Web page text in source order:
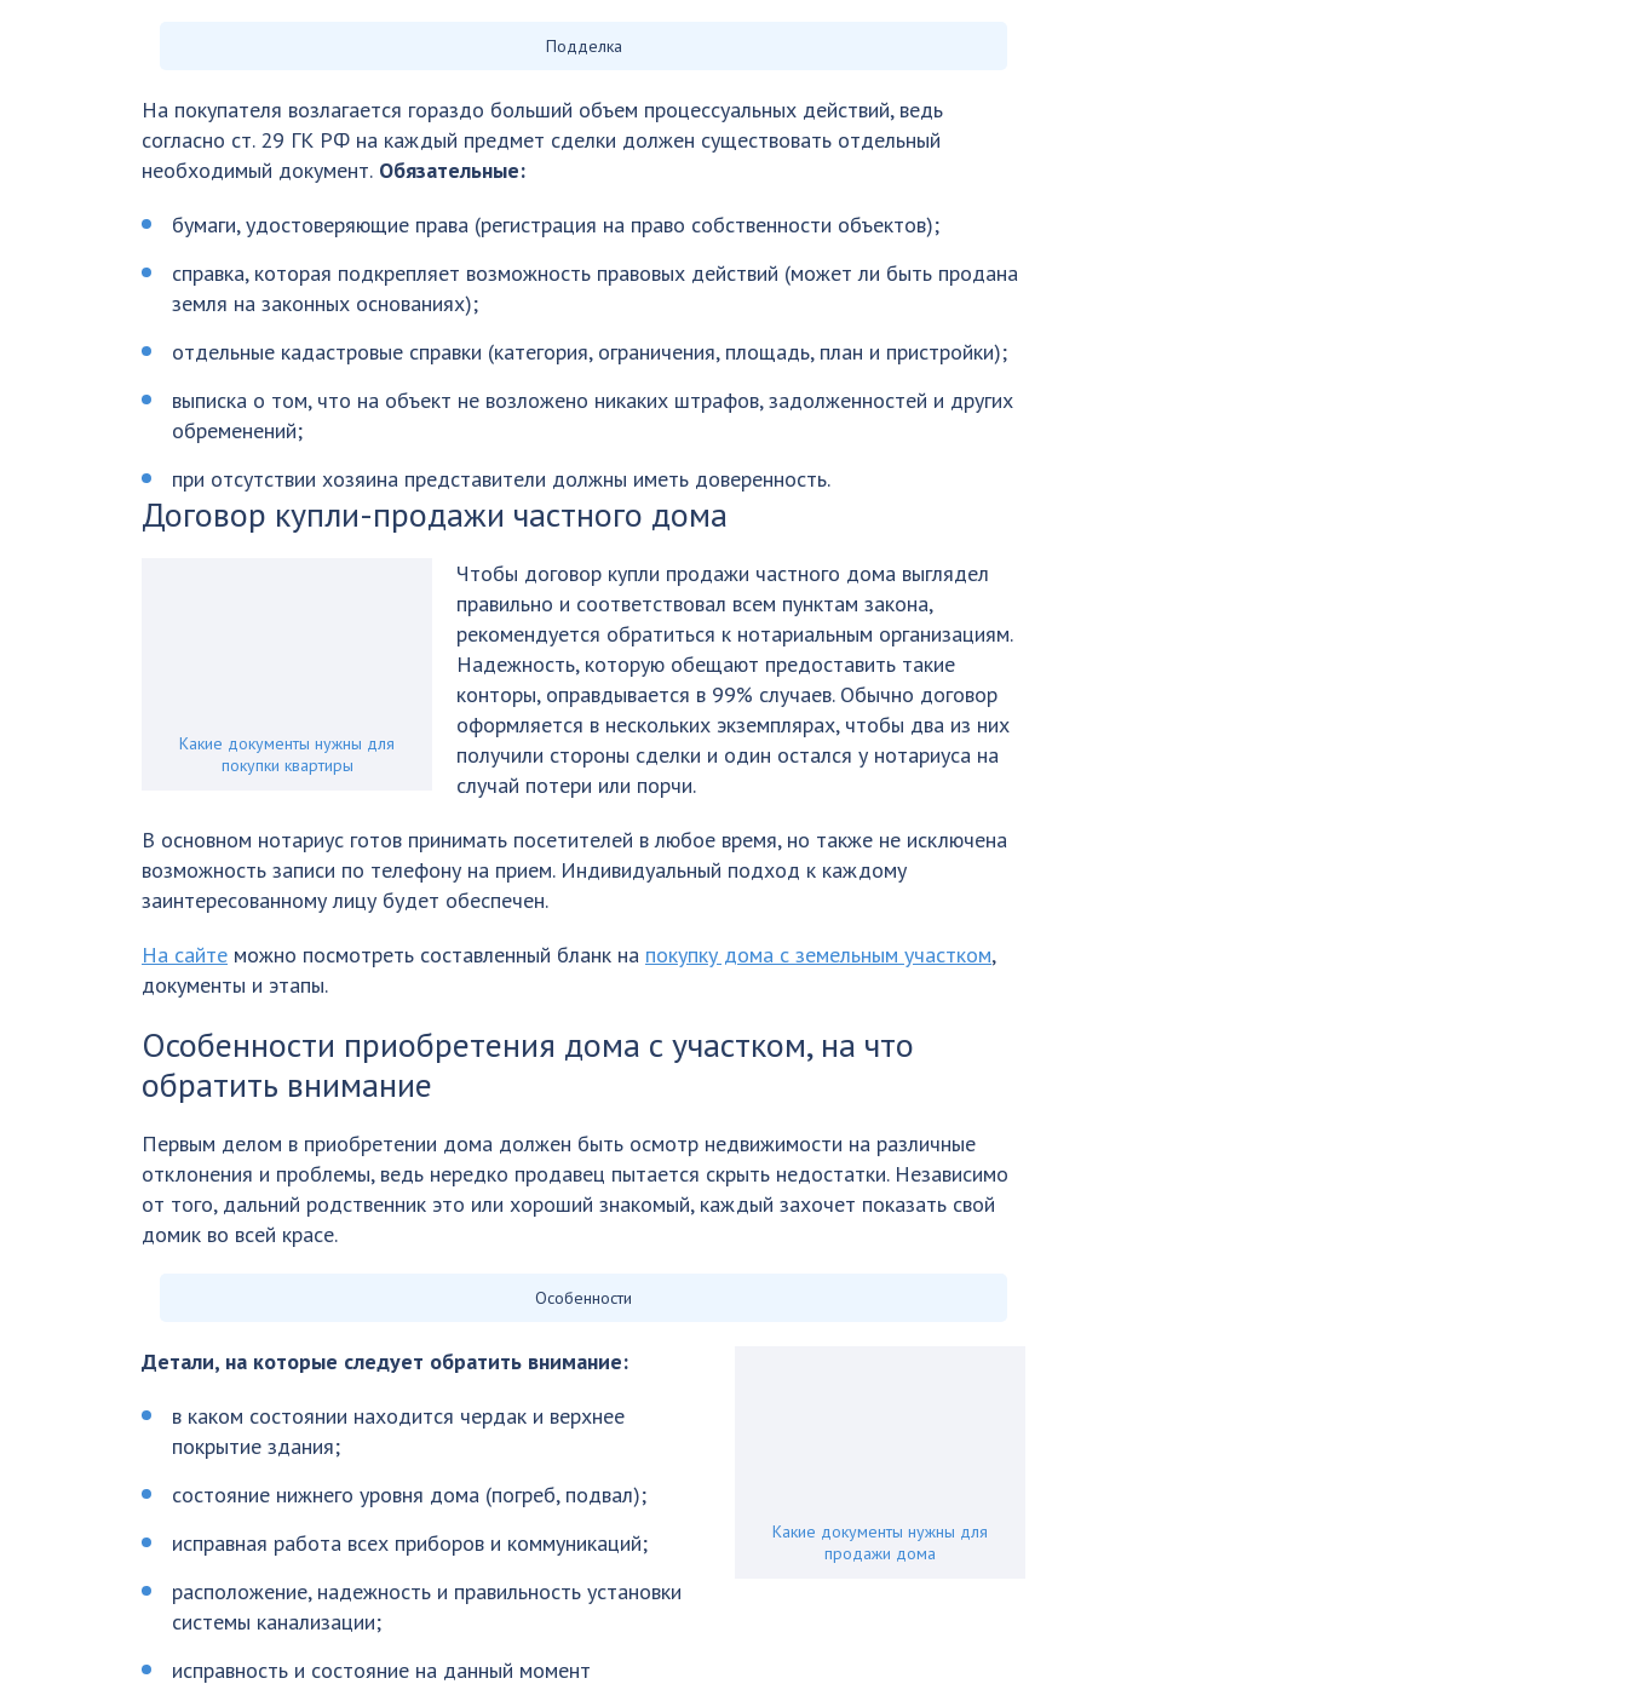
Подделка
На покупателя возлагается гораздо больший объем процессуальных действий, ведь
согласно ст. 29 ГК РФ на каждый предмет сделки должен существовать отдельный
необходимый документ. Обязательные:
бумаги, удостоверяющие права (регистрация на право собственности объектов);
справка, которая подкрепляет возможность правовых действий (может ли быть продана
земля на законных основаниях);
отдельные кадастровые справки (категория, ограничения, площадь, план и пристройки);
выписка о том, что на объект не возложено никаких штрафов, задолженностей и других
обременений;
при отсутствии хозяина представители должны иметь доверенность.
Договор купли-продажи частного дома
Какие документы нужны для
покупки квартиры
Чтобы договор купли продажи частного дома выглядел
правильно и соответствовал всем пунктам закона,
рекомендуется обратиться к нотариальным организациям.
Надежность, которую обещают предоставить такие
конторы, оправдывается в 99% случаев. Обычно договор
оформляется в нескольких экземплярах, чтобы два из них
получили стороны сделки и один остался у нотариуса на
случай потери или порчи.
В основном нотариус готов принимать посетителей в любое время, но также не исключена
возможность записи по телефону на прием. Индивидуальный подход к каждому
заинтересованному лицу будет обеспечен.
На сайте можно посмотреть составленный бланк на покупку дома с земельным участком,
документы и этапы.
Особенности приобретения дома с участком, на что
обратить внимание
Первым делом в приобретении дома должен быть осмотр недвижимости на различные
отклонения и проблемы, ведь нередко продавец пытается скрыть недостатки. Независимо
от того, дальний родственник это или хороший знакомый, каждый захочет показать свой
домик во всей красе.
Особенности
Какие документы нужны для
продажи дома
Детали, на которые следует обратить внимание:
в каком состоянии находится чердак и верхнее
покрытие здания;
состояние нижнего уровня дома (погреб, подвал);
исправная работа всех приборов и коммуникаций;
расположение, надежность и правильность установки
системы канализации;
исправность и состояние на данный момент